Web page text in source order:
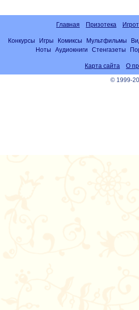
Главная Призотека
Конкурсы Игры Комиксы Мультфильмы
Ноты
Аудиокниги Стенгазеты
Карта сайта О
© 1999-